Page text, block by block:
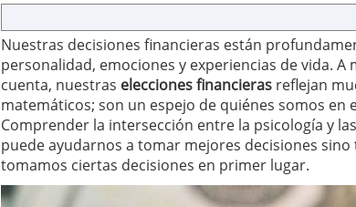
traders
en 2026
febrero
26, 2026
¿Cómo convertir el sueldo bruto a neto
Cómo enfrentar la reforma de reducción
un software de control de asistencia julio
¿Cómo encontrar un seguro de auto
Cómo acabará el año la economía
noviembre 29, 2024
Nuestras decisiones financieras están
personalidad, emociones y experiencias de vida.
cuenta, nuestras elecciones financieras reflejan
matemáticos; son un espejo de quiénes somos en
Comprender la intersección entre la psicología y las
puede ayudarnos a tomar mejores decisiones
tomamos ciertas decisiones en primer lugar.